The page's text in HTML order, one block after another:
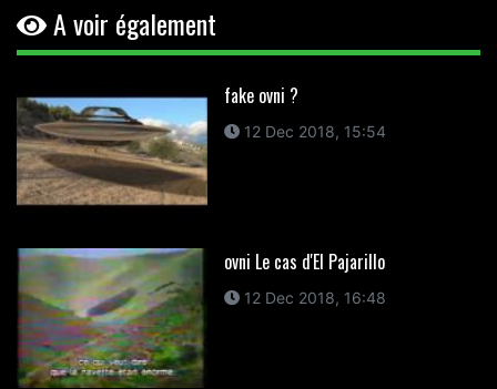
A voir également
fake ovni ?
12 Dec 2018, 15:54
ovni Le cas d'El Pajarillo
12 Dec 2018, 16:48